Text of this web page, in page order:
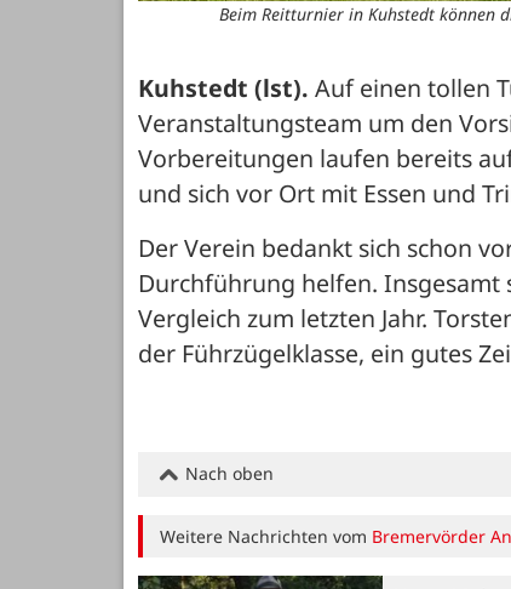
Beim Reitturnier in Kuhstedt können
Kuhstedt (lst). Auf einen tollen
Veranstaltungsteam um den
Vorbereitungen laufen bereits
und sich vor Ort mit Essen und
Der Verein bedankt sich schon
Durchführung helfen. Insgesamt
Vergleich zum letzten Jahr.
der Führzügelklasse, ein gutes
Nach oben
Weitere Nachrichten vom Bremervörder